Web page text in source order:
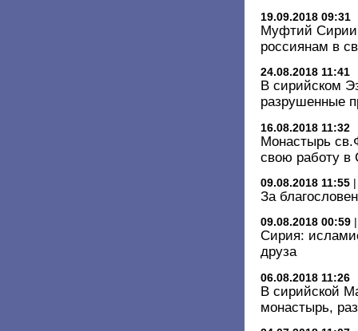
19.09.2018 09:31
Муфтий Сирии
россиянам в
24.08.2018 11:41
В сирийском
разрушенные
16.08.2018 11:32
Монастырь
свою работу в
09.08.2018 11:55
За
09.08.2018 00:59
Сирия:
друза
06.08.2018 11:26
В сирийской
монастырь,